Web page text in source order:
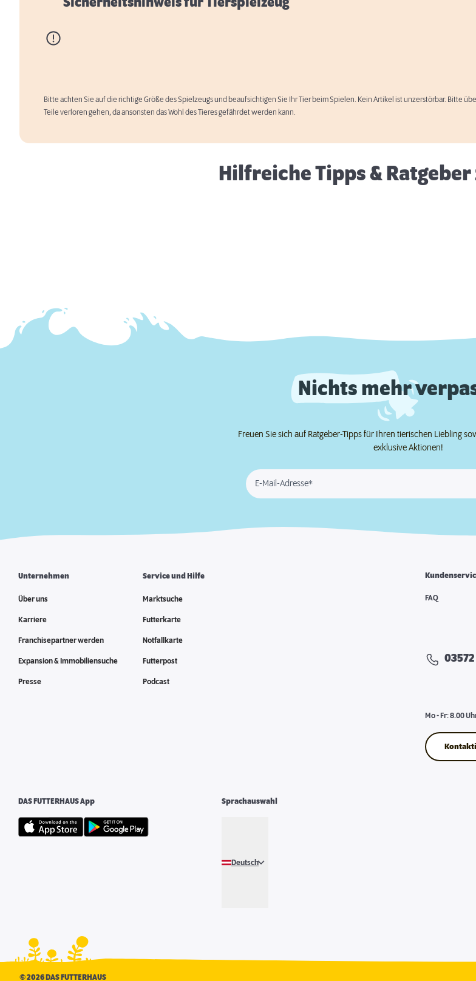
Bitte achten Sie auf die richtige Größe des Spielzeugs und beaufsichtigen Sie Ihr Tier beim Spielen. Kein Artikel ist unzerstörbar. Bitte
Teile verloren gehen, da ansonsten das Wohl des Tieres gefährdet werden kann.
Hilfreiche Tipps &
Erstausstattung für Hunde Spielvorschläge für Ihren Hund
Nichts mehr
Freuen Sie sich auf Ratgeber-Tipps für Ihren tierischen Liebling
exklusive Aktionen!
E-Mail-Adresse*
Unternehmen
Über uns
Karriere
Franchisepartner werden
Expansion & Immobiliensuche
Presse
Service und Hilfe
Marktsuche
Futterkarte
Notfallkarte
Futterpost
Podcast
FAQ
Mo - Fr: 8.00
DAS FUTTERHAUS App Sprachauswahl
Deutsch
©2026 DAS FUTTERHAUS